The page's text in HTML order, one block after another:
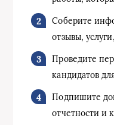
Соберите
отзывы,
Проведите
кандидатов
Подпишите
отчетности и